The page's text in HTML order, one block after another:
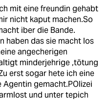
mit eine freundin gehabt
nicht kaput machen.So
iber die Bande.
haben das sie macht los
angecherigen
minderjehrige ,tötung
erst sogar hete ich eine
Agentin gemacht.POlizei
und unter tepich